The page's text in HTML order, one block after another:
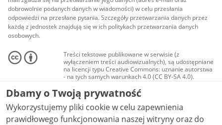
dobrowolnie podanych danych w wiadomości) w celu przesłania
odpowiedzi na przesłane pytania. Szczegóły przetwarzania danych przez
każdą z jednostek znajdują się w ich politykach przetwarzania danych
osobowych.
Treści tekstowe publikowane w serwisie (z
wyłączeniem treści audiowizualnych), są udostępniane
na licencji typu Creative Commons: uznanie autorstwa
- na tych samych warunkach 4.0 (CC BY-SA 4.0).
Materiały audiowizualne, w tym zdjęcia, materiały
audio i wideo, są udostępniane na licencji typu
Creative Commons: uznanie autorstwa użycie
niekomercyjne - bez utworów zależnych 4.0 (CC BY-
NC-ND 4.0), o ile nie jest to stwierdzone inaczej.
Dbamy o Twoją prywatność
Wykorzystujemy pliki cookie w celu zapewnienia
prawidłowego funkcjonowania naszej witryny oraz do